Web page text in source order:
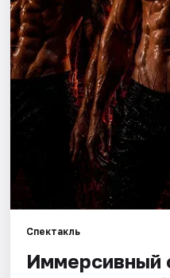
Артисты
Рейтинги
Спектакль
Иммерсивный